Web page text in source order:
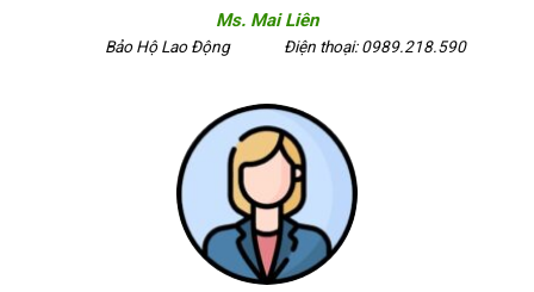
Ms. Mai Liên
Bảo Hộ Lao Động Điện thoại: 0989.218.590